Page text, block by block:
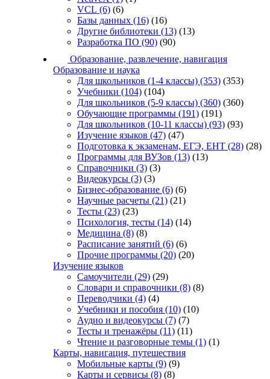
VCL (6) (6)
Базы данных (16) (16)
Другие библиотеки (13) (13)
Разработка ПО (90) (90)
Образование, развлечение, навигация
Образование и наука
Для школьников (1-4 классы) (353) (353)
Учебники (104) (104)
Для школьников (5-9 классы) (360) (360)
Обучающие программы (191) (191)
Для школьников (10-11 классы) (93) (93)
Изучение языков (47) (47)
Подготовка к экзаменам, ЕГЭ, ЕНТ (28) (28)
Программы для ВУЗов (13) (13)
Справочники (3) (3)
Видеокурсы (3) (3)
Бизнес-образование (6) (6)
Научные расчеты (21) (21)
Тесты (23) (23)
Психология, тесты (14) (14)
Медицина (8) (8)
Расписание занятий (6) (6)
Прочие программы (20) (20)
Изучение языков
Самоучители (29) (29)
Словари и справочники (8) (8)
Переводчики (4) (4)
Учебники и пособия (10) (10)
Аудио и видеокурсы (7) (7)
Тесты и тренажёры (11) (11)
Чтение и разговорные темы (1) (1)
Карты, навигация, путешествия
Мобильные карты (9) (9)
Карты и сервисы (8) (8)